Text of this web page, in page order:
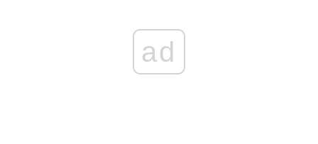
ad